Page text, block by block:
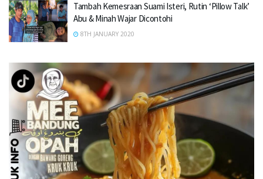
Tambah Kemesraan Suami Isteri, Rutin ‘Pillow Talk’
Abu & Minah Wajar Dicontohi
8TH JANUARY 2020